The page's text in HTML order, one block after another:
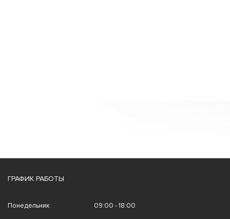
ГРАФИК РАБОТЫ
Понедельник 09:00 - 18:00